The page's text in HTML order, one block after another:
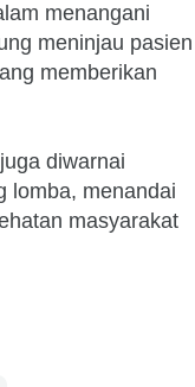
menangani
meninjau pasien
memberikan
diwarnai
lomba, menandai
masyarakat